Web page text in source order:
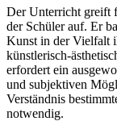
Der Unterricht greift
der Schüler auf. Er
Kunst in der Vielfalt
künstlerisch-
erfordert ein
und subjektiven
Verständnis
notwendig.